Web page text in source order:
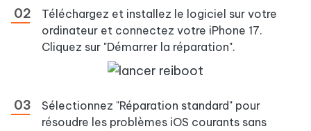
Téléchargez et installez le logiciel sur votre
ordinateur et connectez votre iPhone 17.
Cliquez sur "Démarrer la réparation".
Sélectionnez "Réparation standard" pour
résoudre les problèmes iOS courants sans